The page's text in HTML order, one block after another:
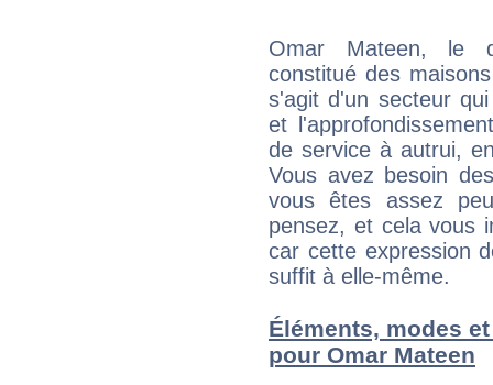
Omar Mateen, le
constitué des
s'agit d'un secteur
et
de service à autrui,
Vous avez besoin
vous êtes assez
pensez, et cela vous
car cette expression
suffit à elle-même.
Éléments, modes
pour Omar Mateen